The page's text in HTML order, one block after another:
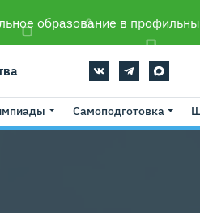
образование в
Самоподготовка